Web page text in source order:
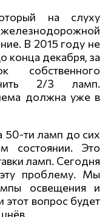
на слуху
железнодорожной
В 2015 году не
конца декабря, за
собственного
2/3 ламп.
должна уже в
50-ти ламп до сих
состоянии. Это
ламп. Сегодня
проблему. Мы
освещения и
этот вопрос будет